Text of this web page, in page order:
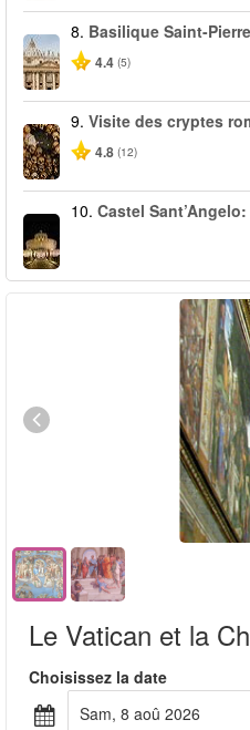
8. Basilique Saint-
4.4 (5)
9. Visite des cryptes
4.8 (12)
10. Castel
Le Vatican et la
Choisissez la date
sam, 8 aoû 2026